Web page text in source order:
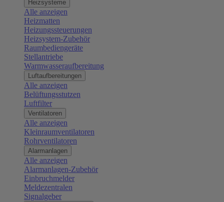
Heizsysteme
Alle anzeigen
Heizmatten
Heizungssteuerungen
Heizsystem-Zubehör
Raumbediengeräte
Stellantriebe
Warmwasseraufbereitung
Luftaufbereitungen
Alle anzeigen
Belüftungsstutzen
Luftfilter
Ventilatoren
Alle anzeigen
Kleinraumventilatoren
Rohrventilatoren
Alarmanlagen
Alle anzeigen
Alarmanlagen-Zubehör
Einbruchmelder
Meldezentralen
Signalgeber